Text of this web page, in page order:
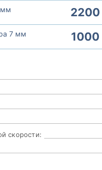
мм 2200
7 мм 1000
скорости: